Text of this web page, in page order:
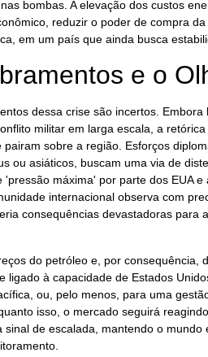
bombas. A elevação dos custos
reduzir o poder de compra
em um país que ainda busca
e o
dessa crise são incertos.
militar em larga escala, a
pairam sobre a região. Esforços
ou asiáticos, buscam uma via de
'pressão máxima' por parte dos EUA
internacional observa com
consequências devastadoras para
do petróleo e, por consequência,
ligado à capacidade de Estados
ou, pelo menos, para uma
isso, o mercado seguirá
sinal de escalada, mantendo o